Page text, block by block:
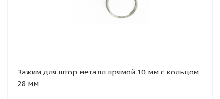
Зажим для штор металл прямой 10 мм с кольцом
28 мм